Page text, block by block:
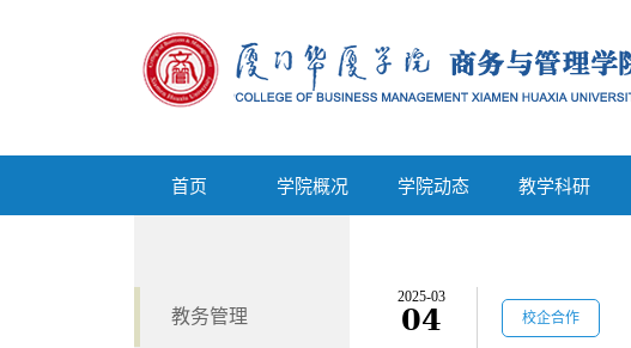
首页 学院概况 学院动态 教学科研
教务管理
2025-03
04 校企合作